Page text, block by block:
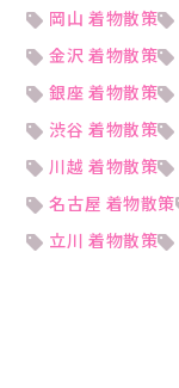
岡山 着物散策
金沢 着物散策
銀座 着物散策
渋谷 着物散策
川越 着物散策
名古屋 着物散策
立川 着物散策